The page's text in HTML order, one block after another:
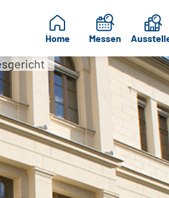
Home Messen